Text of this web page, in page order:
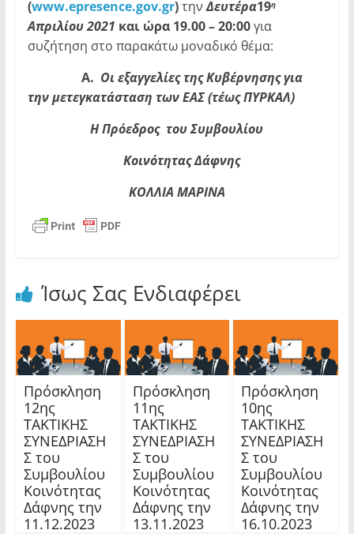
(www.epresence.gov.gr)τηνΔευτέρα19η
Απριλίου 2021 και ώρα 19.00 – 20:00για
συζήτηση στο παρακάτω μοναδικό θέμα:
Α. Οι εξαγγελίες της Κυβέρνησης για
την μετεγκατάσταση των ΕΑΣ (τέως ΠΥΡΚΑΛ)
Η Πρόεδρος του Συμβουλίου
Κοινότητας Δάφνης
ΚΟΛΛΙΑ ΜΑΡΙΝΑ
Ίσως Σας Ενδιαφέρει
Πρόσκληση
12ης
TAKTIKHΣ
ΣΥΝΕΔΡΙΑΣΗ
Σ του
Συμβουλίου
Κοινότητας
Δάφνης την
11.12.2023
Πρόσκληση
11ης
TAKTIKHΣ
ΣΥΝΕΔΡΙΑΣΗ
Σ του
Συμβουλίου
Κοινότητας
Δάφνης την
13.11.2023
Πρόσκληση
10ης
TAKTIKHΣ
ΣΥΝΕΔΡΙΑΣΗ
Σ του
Συμβουλίου
Κοινότητας
Δάφνης την
16.10.2023